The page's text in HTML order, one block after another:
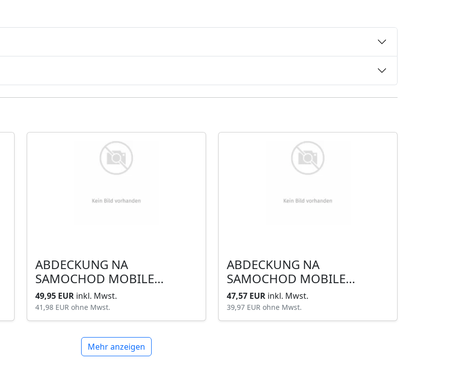
ABDECKUNG NA
SAMOCHOD MOBILE
GARAGE M
49,95 EUR inkl. Mwst.
41,98 EUR ohne Mwst.
ABDECKUNG NA
SAMOCHOD MOBILE
GARAGE S
47,57 EUR inkl. Mwst.
39,97 EUR ohne Mwst.
Mehr anzeigen